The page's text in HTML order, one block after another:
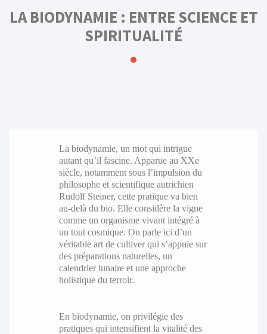
LA BIODYNAMIE : ENTRE SCIENCE ET
SPIRITUALITÉ
La biodynamie, un mot qui intrigue
autant qu’il fascine. Apparue au XXe
siècle, notamment sous l’impulsion du
philosophe et scientifique autrichien
Rudolf Steiner, cette pratique va bien
au-delà du bio. Elle considère la vigne
comme un organisme vivant intégré à
un tout cosmique. On parle ici d’un
véritable art de cultiver qui s’appuie sur
des préparations naturelles, un
calendrier lunaire et une approche
holistique du terroir.
En biodynamie, on privilégie des
pratiques qui intensifient la vitalité des